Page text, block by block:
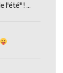
l'été" ! ...